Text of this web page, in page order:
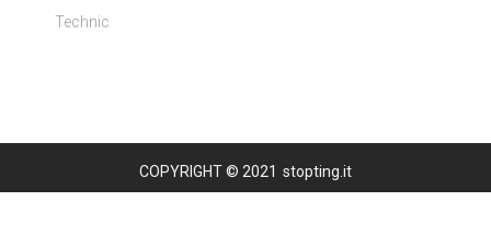
Technic
COPYRIGHT © 2021 stopting.it